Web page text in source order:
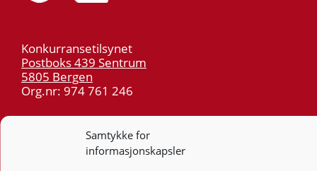
Samtykke for
informasjonskapsler
Konkurransetilsynet
Postboks 439 Sentrum
5805 Bergen
Org.nr: 974 761 246
55 59 75 00
post@kt.no